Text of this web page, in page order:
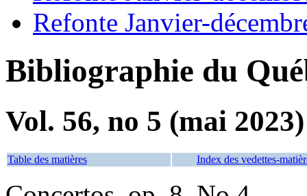
Refonte Janvier-
Bibliographie du
Vol. 56, no 5 (mai 2023)
Table des matières Index des vedettes-